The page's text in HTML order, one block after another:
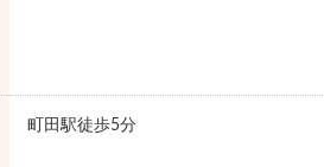
町田駅徒歩5分